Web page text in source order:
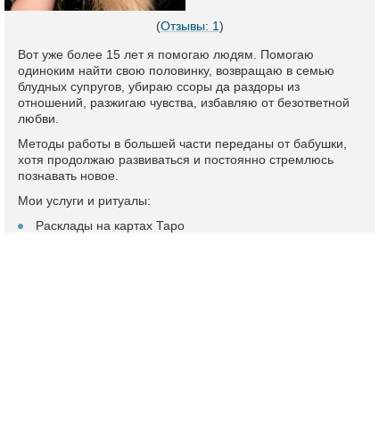
(Отзывы: 1)
Вот уже более 15 лет я помогаю людям. Помогаю
одиноким найти свою половинку, возвращаю в семью
блудных супругов, убираю ссоры да раздоры из
отношений, разжигаю чувства, избавляю от безответной
любви.
Методы работы в большей части переданы от бабушки,
хотя продолжаю развиваться и постоянно стремлюсь
познавать новое.
Мои услуги и ритуалы:
Расклады на картах Таро